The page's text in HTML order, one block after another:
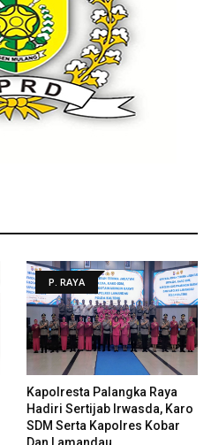
P. RAYA
Kapolresta Palangka Raya
Hadiri Sertijab Irwasda, Karo
SDM Serta Kapolres Kobar